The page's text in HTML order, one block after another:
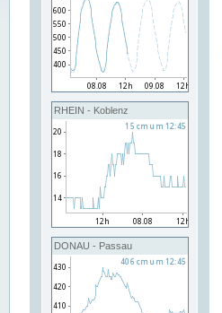
RHEIN - Koblenz
DONAU - Passau